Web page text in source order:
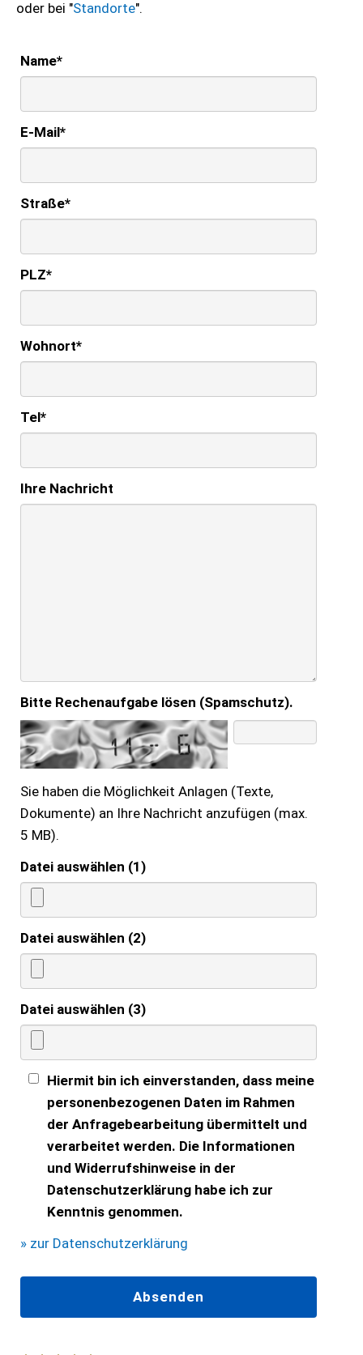
oder bei "Standorte".
Name*
E-Mail*
Straße*
PLZ*
Wohnort*
Tel*
Ihre Nachricht
Bitte Rechenaufgabe lösen (Spamschutz).
Sie haben die Möglichkeit Anlagen (Texte,
Dokumente) an Ihre Nachricht anzufügen (max.
5 MB).
Datei auswählen (1)
Datei auswählen (2)
Datei auswählen (3)
Hiermit bin ich einverstanden, dass meine
personenbezogenen Daten im Rahmen
der Anfragebearbeitung übermittelt und
verarbeitet werden. Die Informationen
und Widerrufshinweise in der
Datenschutzerklärung habe ich zur
Kenntnis genommen.
» zur Datenschutzerklärung